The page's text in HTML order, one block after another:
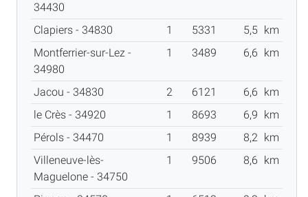
34430
Clapiers - 34830 1 5331 5,5 km
Montferrier-sur-Lez -
34980
1 3489 6,6 km
Jacou - 34830 2 6121 6,6
km
le Crès - 34920
1 8693 6,9
km
Pérols - 34470
1 8939 8,2 km
Villeneuve-lès-
Maguelone - 34750
1 9506 8,6 km